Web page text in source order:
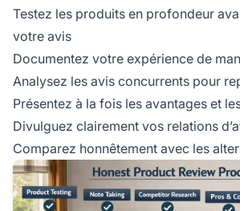
Testez les produits en profondeur
votre avis
Documentez votre expérience de
Analysez les avis concurrents pour
Présentez à la fois les avantages et
Divulguez clairement vos relations
Comparez honnêtement avec les